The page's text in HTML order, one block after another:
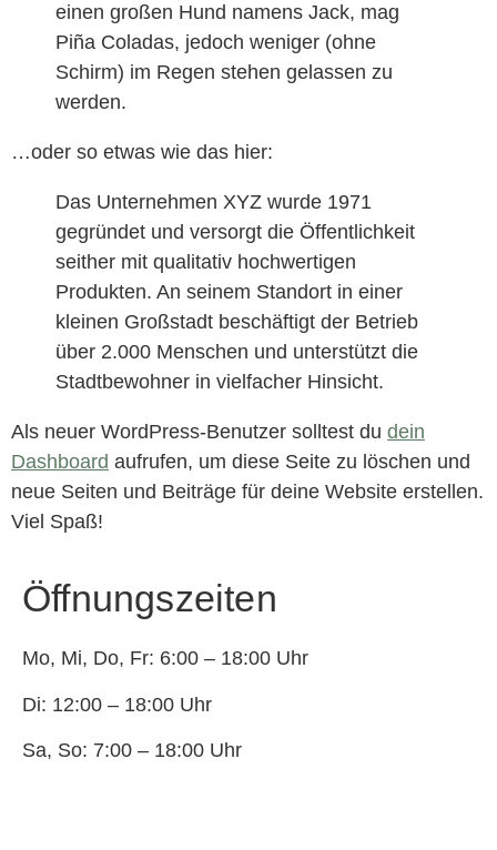
einen großen Hund namens Jack, mag
Piña Coladas, jedoch weniger (ohne
Schirm) im Regen stehen gelassen zu
werden.
…oder so etwas wie das hier:
Das Unternehmen XYZ wurde 1971
gegründet und versorgt die Öffentlichkeit
seither mit qualitativ hochwertigen
Produkten. An seinem Standort in einer
kleinen Großstadt beschäftigt der Betrieb
über 2.000 Menschen und unterstützt die
Stadtbewohner in vielfacher Hinsicht.
Als neuer WordPress-Benutzer solltest du dein
Dashboard aufrufen, um diese Seite zu löschen und
neue Seiten und Beiträge für deine Website erstellen.
Viel Spaß!
Öffnungszeiten
Mo, Mi, Do, Fr: 6:00 – 18:00 Uhr
Di: 12:00 – 18:00 Uhr
Sa, So: 7:00 – 18:00 Uhr